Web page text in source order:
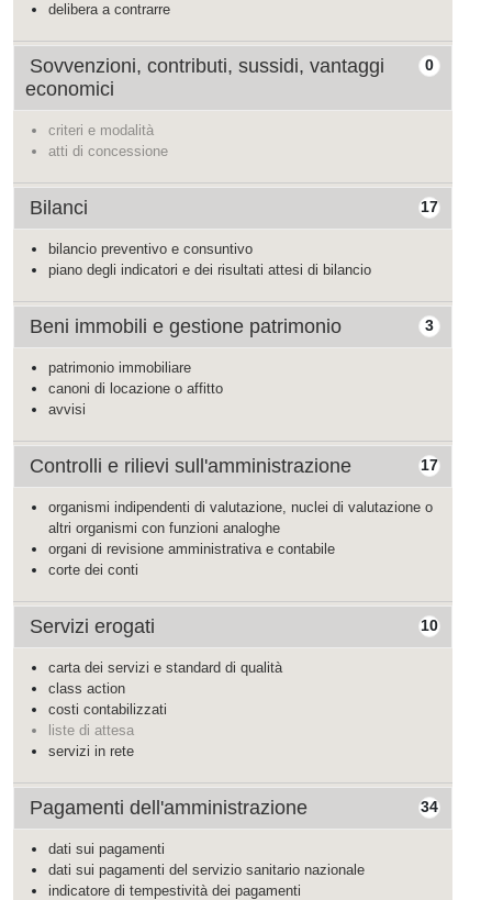
delibera a contrarre
0
Sovvenzioni, contributi, sussidi, vantaggi
economici
criteri e modalità
atti di concessione
17
Bilanci
bilancio preventivo e consuntivo
piano degli indicatori e dei risultati attesi di bilancio
3
Beni immobili e gestione patrimonio
patrimonio immobiliare
canoni di locazione o affitto
avvisi
17
Controlli e rilievi sull'amministrazione
organismi indipendenti di valutazione, nuclei di valutazione o
altri organismi con funzioni analoghe
organi di revisione amministrativa e contabile
corte dei conti
10
Servizi erogati
carta dei servizi e standard di qualità
class action
costi contabilizzati
liste di attesa
servizi in rete
34
Pagamenti dell'amministrazione
dati sui pagamenti
dati sui pagamenti del servizio sanitario nazionale
indicatore di tempestività dei pagamenti